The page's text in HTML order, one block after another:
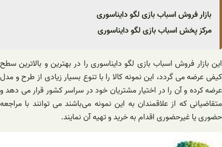
بازار فروش اسباب بازی لگو دایناسوری
مرکز پخش اسباب بازی لگو دایناسوری
این بازار فروش اسباب بازی لگو دایناسوری را در بهترین و بالاترین سطح
کیفی عرضه می ‌گردد، این نمونه کالا را با تنوع بسیار زیادی از طرح و مدل
عرضه کرده و آن را در اختیار مشتریان خود در سراسر کشور قرار می‌ دهد و
متقاضیانی که از علاقمندان به این نمونه می‌باشند می ‌توانند با مراجعه
حضوری یا غیرحضوری اقدام به خرید و تهیه آن نمایند.